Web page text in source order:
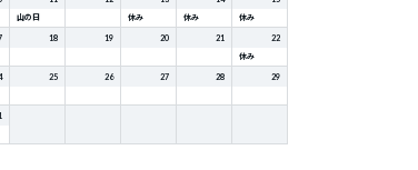
山の日
休み
休み
休み
18 19 20 21
22
休み
25 26 27 28 29